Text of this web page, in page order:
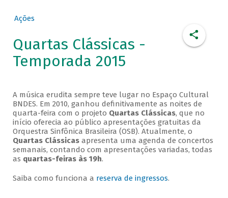
Ações
Quartas Clássicas -
Temporada 2015
A música erudita sempre teve lugar no Espaço Cultural
BNDES. Em 2010, ganhou definitivamente as noites de
quarta-feira com o projeto Quartas Clássicas, que no
início oferecia ao público apresentações gratuitas da
Orquestra Sinfônica Brasileira (OSB). Atualmente, o
Quartas Clássicasapresenta uma agenda de concertos
semanais, contando com apresentações variadas, todas
as quartas-feiras às 19h.
Saiba como funciona a reserva de ingressos.